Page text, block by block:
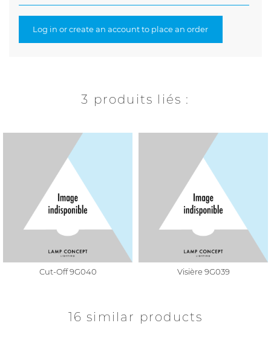
Log in or create an account to place an order
3 produits liés :
Cut-Off 9G040 Visière 9G039
16 similar products